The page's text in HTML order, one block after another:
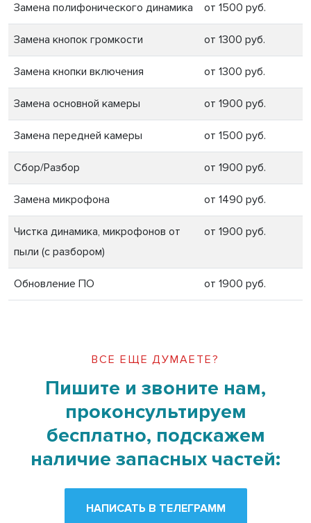
Замена полифонического динамика от 1500 руб.
Замена кнопок громкости от 1300 руб.
Замена кнопки включения от 1300 руб.
Замена основной камеры от 1900 руб.
Замена передней камеры от 1500 руб.
Сбор/Разбор от 1900 руб.
Замена микрофона от 1490 руб.
Чистка динамика, микрофонов от
пыли (с разбором)
от 1900 руб.
Обновление ПО от 1900 руб.
ВСЕ ЕЩЕ ДУМАЕТЕ?
Пишите и звоните нам,
проконсультируем
бесплатно, подскажем
наличие запасных частей:
НАПИСАТЬ В ТЕЛЕГРАММ